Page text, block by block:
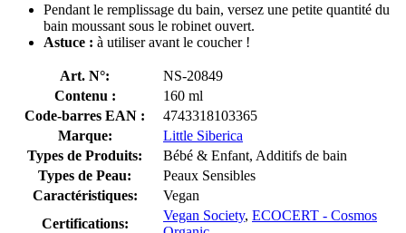
Pendant le remplissage du bain, versez une petite quantité du
bain moussant sous le robinet ouvert.
Astuce : à utiliser avant le coucher !
Art. N°:
NS-20849
Contenu :
160 ml
Code-barres EAN :
4743318103365
Marque:
Little Siberica
Types de Produits:
Bébé & Enfant, Additifs de bain
Types de Peau:
Peaux Sensibles
Caractéristiques:
Vegan
Certifications:
Vegan Society, ECOCERT - Cosmos